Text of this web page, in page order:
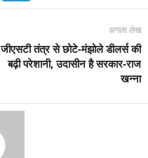
अगला लेख
जीएसटी तंत्र से छोटे-मंझोले डीलर्स की
बढ़ी परेशानी, उदासीन है सरकार-राज
खन्ना